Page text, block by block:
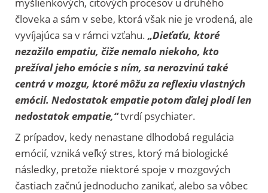
človeka a sám v sebe, ktorá však nie je vrodená, ale
vyvíjajúca sa v rámci vzťahu. „Dieťaťu, ktoré
nezažilo empatiu, čiže nemalo niekoho, kto
prežíval jeho emócie s ním, sa nerozvinú také
centrá v mozgu, ktoré môžu za reflexiu vlastných
emócií. Nedostatok empatie potom ďalej plodí len
nedostatok empatie,“tvrdípsychiater.
Z prípadov, kedy nenastane dlhodobá regulácia
emócií, vzniká veľký stres, ktorý má biologické
následky, pretože niektoré spoje v mozgových
častiach začnú jednoducho zanikať, alebo sa vôbec